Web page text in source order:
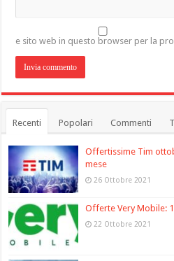
e sito web in questo browser per la
Recenti Popolari Commenti
Offertissime Tim
mese
26 Ottobre 2021
Offerte Very Mobile:
22 Ottobre 2021